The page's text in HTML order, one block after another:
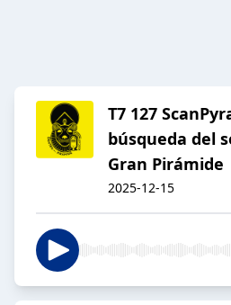
T7 127
búsqueda del
Gran Pirámide
2025-12-15